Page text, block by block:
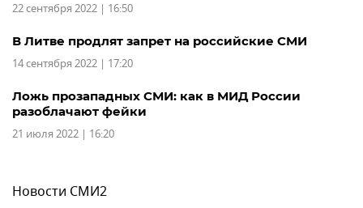
22 сентября 2022 | 16:50
В Литве продлят запрет на российские СМИ
14 сентября 2022 | 17:20
Ложь прозападных СМИ: как в МИД России
разоблачают фейки
21 июля 2022 | 16:20
Новости СМИ2